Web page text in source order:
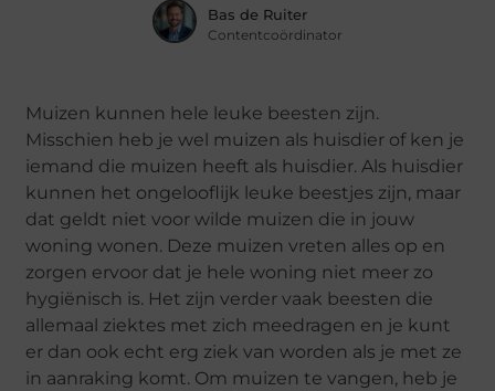
Bas de Ruiter
Contentcoördinator
Muizen kunnen hele leuke beesten zijn.
Misschien heb je wel muizen als huisdier of ken je
iemand die muizen heeft als huisdier. Als huisdier
kunnen het ongelooflijk leuke beestjes zijn, maar
dat geldt niet voor wilde muizen die in jouw
woning wonen. Deze muizen vreten alles op en
zorgen ervoor dat je hele woning niet meer zo
hygiënisch is. Het zijn verder vaak beesten die
allemaal ziektes met zich meedragen en je kunt
er dan ook echt erg ziek van worden als je met ze
in aanraking komt. Om muizen te vangen, heb je